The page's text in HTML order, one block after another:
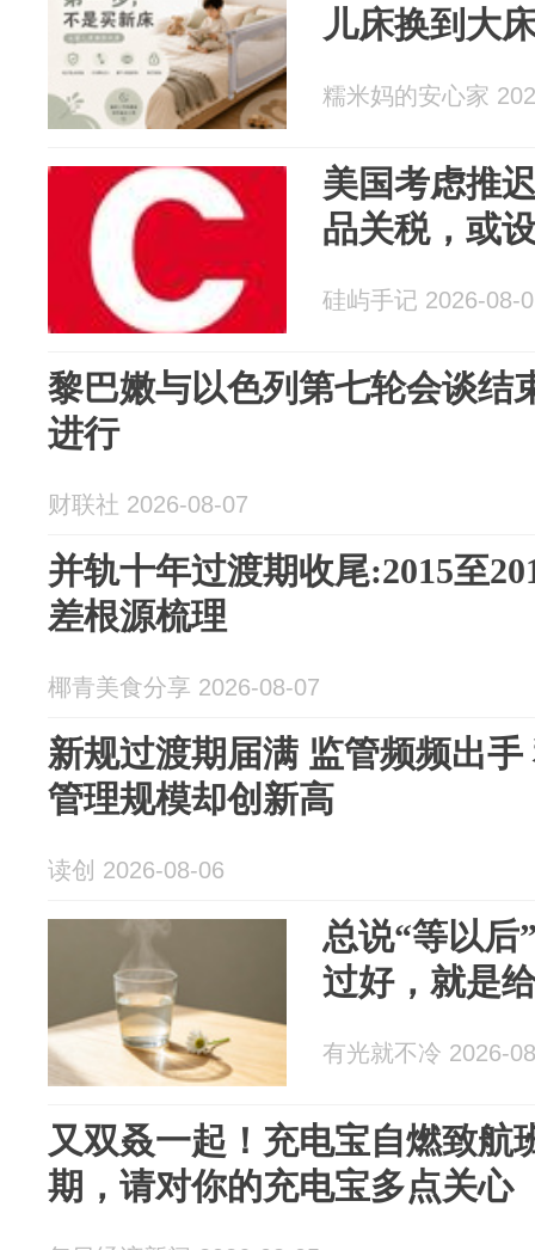
儿床换到大
糯米妈的安心家
美国考虑推
品关税，或
硅屿手记 2026-08-
黎巴嫩与以色列第七轮会谈结
进行
财联社 2026-08-07
并轨十年过渡期收尾:2015至
差根源梳理
椰青美食分享 2026-08-07
新规过渡期届满 监管频频出
管理规模却创新高
读创 2026-08-06
总说“等以后
过好，就是
有光就不冷 2026-
又双叒一起！充电宝自燃致航
期，请对你的充电宝多点关心